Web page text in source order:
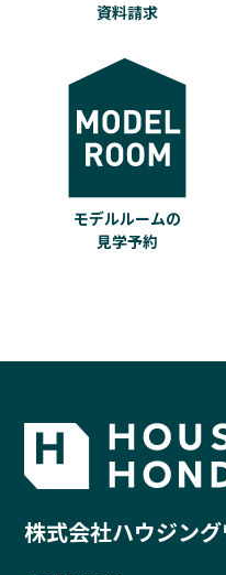
資料請求
モデルルームの
見学予約
株式会社ハウジン